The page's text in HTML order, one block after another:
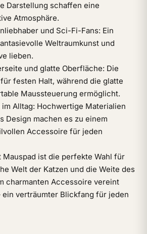
Darstellung schaffen eine
Atmosphäre.
und Sci-Fi-Fans: Ein
Weltraumkunst und
lieben.
und glatte Oberfläche: Die
festen Halt, während die glatte
Maussteuerung ermöglicht.
Alltag: Hochwertige Materialien
Design machen es zu einem
Accessoire für jeden
Mauspad ist die perfekte Wahl für
Welt der Katzen und die Weite des
charmanten Accessoire vereint
verträumter Blickfang für jeden